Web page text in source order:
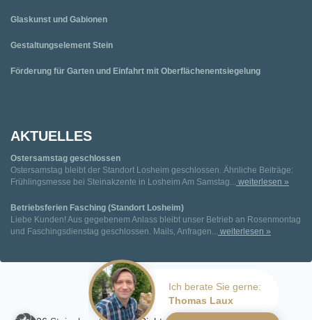
Ich berate Sie gerne:
Thomas Laux
Glaskunst und Gabionen
Gestaltungselement Stein
Förderung für Garten und Einfahrt mit Oberflächenentsiegelung
AKTUELLES
Ostersamstag geschlossen
Ostersamstag bleibt der Standort Losheim geschlossen. Ähnliche Beiträge:
Frühlingsmesse bei Steinakzente in Losheim Am Samstag...
weiterlesen »
Betriebsferien Fasching (Standort Losheim)
Liebe Kunden! Aus gegebenem Anlass bleibt unser Betrieb an Rosenmontag
und Faschingsdienstag geschlossen. Mails, Anfragen...
weiterlesen »